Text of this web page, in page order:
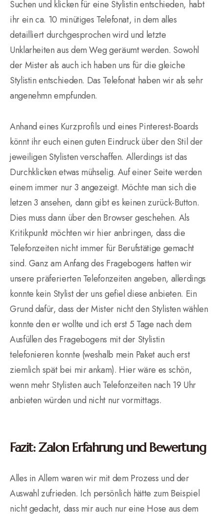
Suchen und klicken für eine Stylistin entschieden, habt
ihr ein ca. 10 minütiges Telefonat, in dem alles
detailliert durchgesprochen wird und letzte
Unklarheiten aus dem Weg geräumt werden. Sowohl
der Mister als auch ich haben uns für die gleiche
Stylistin entschieden. Das Telefonat haben wir als sehr
angenehmn empfunden.
Anhand eines Kurzprofils und eines Pinterest-Boards
könnt ihr euch einen guten Eindruck über den Stil der
jeweiligen Stylisten verschaffen. Allerdings ist das
Durchklicken etwas mühselig. Auf einer Seite werden
einem immer nur 3 angezeigt. Möchte man sich die
letzen 3 ansehen, dann gibt es keinen zurück-Button.
Dies muss dann über den Browser geschehen. Als
Kritikpunkt möchten wir hier anbringen, dass die
Telefonzeiten nicht immer für Berufstätige gemacht
sind. Ganz am Anfang des Fragebogens hatten wir
unsere präferierten Telefonzeiten angeben, allerdings
konnte kein Stylist der uns gefiel diese anbieten. Ein
Grund dafür, dass der Mister nicht den Stylisten wählen
konnte den er wollte und ich erst 5 Tage nach dem
Ausfüllen des Fragebogens mit der Stylistin
telefonieren konnte (weshalb mein Paket auch erst
ziemlich spät bei mir ankam). Hier wäre es schön,
wenn mehr Stylisten auch Telefonzeiten nach 19 Uhr
anbieten würden und nicht nur vormittags.
Fazit: Zalon Erfahrung und Bewertung
Alles in Allem waren wir mit dem Prozess und der
Auswahl zufrieden. Ich persönlich hätte zum Beispiel
nicht gedacht, dass mir auch nur eine Hose aus dem